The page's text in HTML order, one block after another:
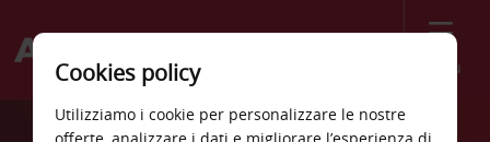
Menù
Welcome
Cookies policy
Utilizziamo i cookie per personalizzare le nostre